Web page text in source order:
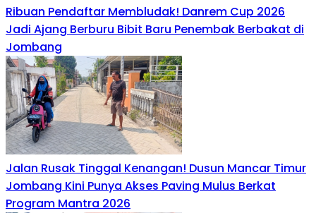
Ribuan Pendaftar Membludak! Danrem Cup 2026
Jadi Ajang Berburu Bibit Baru Penembak Berbakat di
Jombang
Jalan Rusak Tinggal Kenangan! Dusun Mancar Timur
Jombang Kini Punya Akses Paving Mulus Berkat
Program Mantra 2026